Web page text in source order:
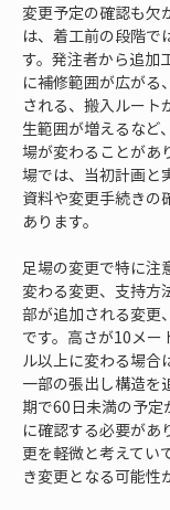
変更予定の確認も欠
は、着工前の段階で
す。発注者から追加
に補修範囲が広がる
される、搬入ルート
生範囲が増えるなど
場が変わることがあ
場では、当初計画と
資料や変更手続きの
あります。
足場の変更で特に注
変わる変更、支持方
部が追加される変更
です。高さが10メー
ル以上に変わる場合
一部の張出し構造を
期で60日未満の予定
に確認する必要があ
更を軽微と考えてい
き変更となる可能性